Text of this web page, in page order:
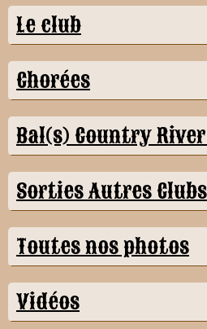
Le club
Chorées
Bal(s) Country
Sorties Autres Clubs
Toutes nos photos
Vidéos